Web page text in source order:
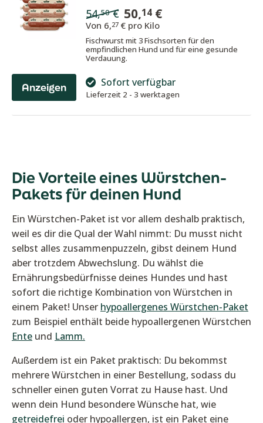
Anzeigen
50,14 €
54,50€
Von 6,27 € pro Kilo
Fischwurst mit 3 Fischsorten für den
empfindlichen Hund und für eine gesunde
Verdauung.
Sofort verfügbar
Lieferzeit 2 - 3 werktagen
Die Vorteile eines Würstchen-
Pakets für deinen Hund
Ein Würstchen-Paket ist vor allem deshalb praktisch,
weil es dir die Qual der Wahl nimmt: Du musst nicht
selbst alles zusammenpuzzeln, gibst deinem Hund
aber trotzdem Abwechslung. Du wählst die
Ernährungsbedürfnisse deines Hundes und hast
sofort die richtige Kombination von Würstchen in
einem Paket! Unser hypoallergenes Würstchen-Paket
zum Beispiel enthält beide hypoallergenen Würstchen
Ente und Lamm.
Außerdem ist ein Paket praktisch: Du bekommst
mehrere Würstchen in einer Bestellung, sodass du
schneller einen guten Vorrat zu Hause hast. Und
wenn dein Hund besondere Wünsche hat, wie
getreidefrei oder hypoallergen, ist ein Paket eine